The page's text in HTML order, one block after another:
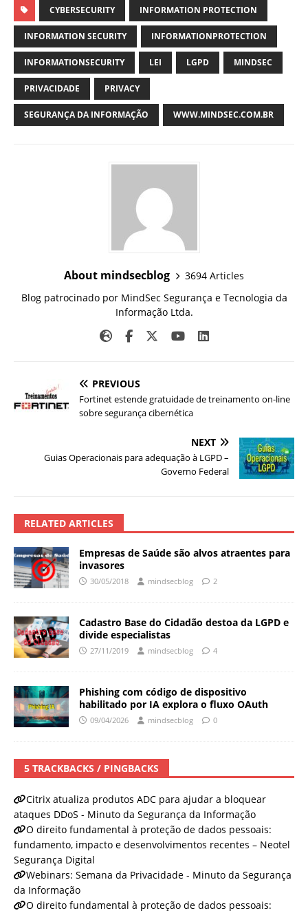
CYBERSECURITY INFORMATION PROTECTION
INFORMATION SECURITY INFORMATIONPROTECTION
INFORMATIONSECURITY LEI LGPD MINDSEC
PRIVACIDADE PRIVACY
SEGURANÇA DA INFORMAÇÃO WWW.MINDSEC.COM.BR
About mindsecblog
3694 Articles
Blog patrocinado por MindSec Segurança e Tecnologia da
Informação Ltda.
PREVIOUS
Fortinet estende gratuidade de treinamento on-line
sobre segurança cibernética
NEXT
Guias Operacionais para adequação à LGPD –
Governo Federal
RELATED ARTICLES
Empresas de Saúde são alvos atraentes para
invasores
30/05/2018 mindsecblog 2
Cadastro Base do Cidadão destoa da LGPD e
divide especialistas
27/11/2019 mindsecblog 4
Phishing com código de dispositivo
habilitado por IA explora o fluxo OAuth
09/04/2026 mindsecblog 0
5 TRACKBACKS / PINGBACKS
Citrix atualiza produtos ADC para ajudar a bloquear
ataques DDoS - Minuto da Segurança da Informação
O direito fundamental à proteção de dados pessoais:
fundamento, impacto e desenvolvimentos recentes – Neotel
Segurança Digital
Webinars: Semana da Privacidade - Minuto da Segurança
da Informação
O direito fundamental à proteção de dados pessoais: